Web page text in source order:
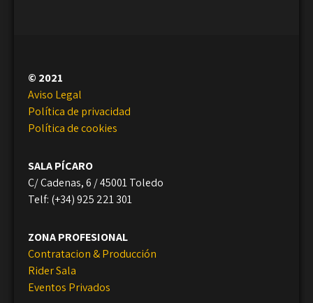
© 2021
Aviso Legal
Política de privacidad
Política de cookies
SALA PÍCARO
C/ Cadenas, 6 / 45001 Toledo
Telf: (+34) 925 221 301
ZONA PROFESIONAL
Contratacion & Producción
Rider Sala
Eventos Privados